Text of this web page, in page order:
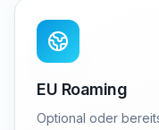
EU Roaming
Optional oder